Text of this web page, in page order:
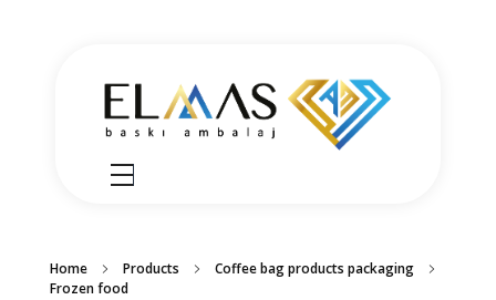
Elmas Ambalajشركة الماس امبلاج في تركيا مختصين في مجالي الطباعة والتغليف للعديد من المنتجات الغذائية والصناعية من رول التغليف وأكياس النايلون بسرعة واتقان وجودة عالية في التنفيذ ضمن أعلى المعايير العالمية وبأسعار منافسة
Home Products
Coffee bag products packaging
Frozen food